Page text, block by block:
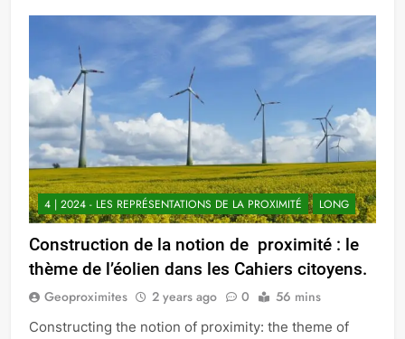
4 | 2024 - LES REPRÉSENTATIONS DE LA PROXIMITÉ LONG
Construction de la notion de proximité : le
thème de l’éolien dans les Cahiers citoyens.
Geoproximites 2 years ago 0 56 mins
Constructing the notion of proximity: the theme of